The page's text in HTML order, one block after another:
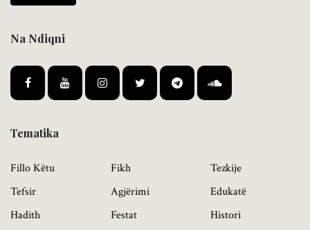
Na Ndiqni
Tematika
Fillo Këtu
Tefsir
Hadith
Fikh
Agjërimi
Festat
Tezkije
Edukatë
Histori